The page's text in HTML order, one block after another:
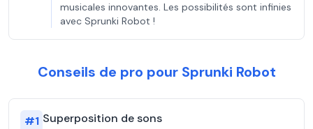
musicales innovantes. Les possibilités sont infinies
avec Sprunki Robot !
Conseils de pro pour Sprunki Robot
#1 Superposition de sons